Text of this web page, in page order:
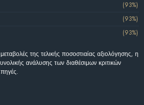
(93%)
(93%)
(93%)
της τελικής ποσοστιαίας αξιολόγησης, η
ανάλυσης των διαθέσιμων κριτικών